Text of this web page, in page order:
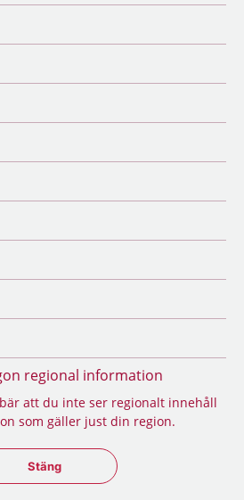
regional information
att du inte ser regionalt innehåll
som gäller just din region.
Stäng regionsväljaren
Stäng